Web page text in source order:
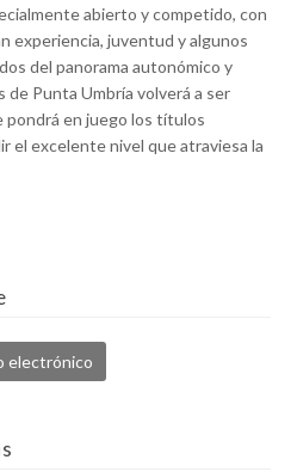
abierto y competido, con
experiencia, juventud y algunos
del panorama autonómico y
de Punta Umbría volverá a ser
pondrá en juego los títulos
el excelente nivel que atraviesa la
electrónico